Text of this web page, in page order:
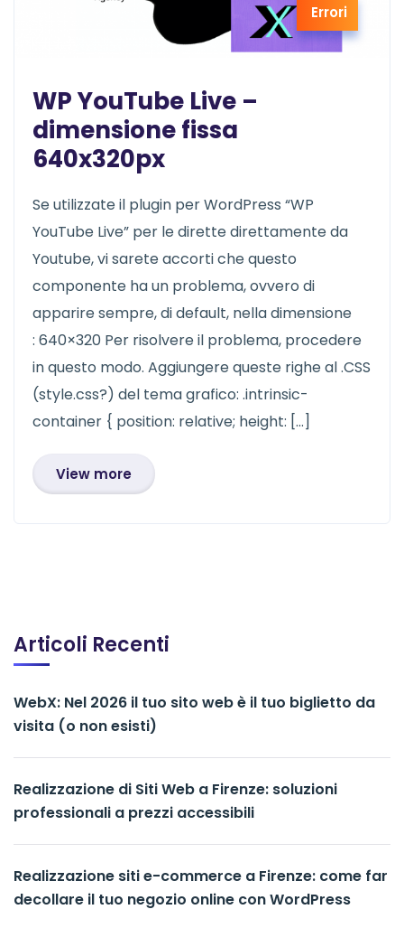
Errori
WP YouTube Live –
dimensione fissa
640x320px
Se utilizzate il plugin per WordPress “WP
YouTube Live” per le dirette direttamente da
Youtube, vi sarete accorti che questo
componente ha un problema, ovvero di
apparire sempre, di default, nella dimensione
: 640×320 Per risolvere il problema, procedere
in questo modo. Aggiungere queste righe al .CSS
(style.css?) del tema grafico: .intrinsic-
container { position: relative; height: […]
View more
Articoli Recenti
WebX: Nel 2026 il tuo sito web è il tuo biglietto da
visita (o non esisti)
Realizzazione di Siti Web a Firenze: soluzioni
professionali a prezzi accessibili
Realizzazione siti e-commerce a Firenze: come far
decollare il tuo negozio online con WordPress